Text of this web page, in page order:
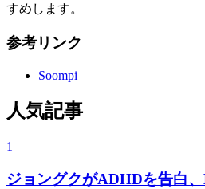
すめします。
参考リンク
Soompi
人気記事
1
ジョングクがADHDを告白